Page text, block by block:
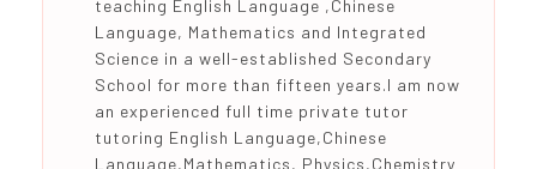
teaching English Language ,Chinese
Language, Mathematics and Integrated
Science in a well-established Secondary
School for more than fifteen years.I am now
an experienced full time private tutor
tutoring English Language,Chinese
Language,Mathematics, Physics,Chemistry